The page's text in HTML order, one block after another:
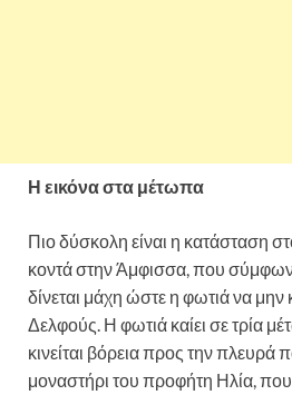
Η εικόνα στα μέτωπα
Πιο δύσκολη είναι η κατάσταση
κοντά στην Άμφισσα, που
δίνεται μάχη ώστε η φωτιά να μην
Δελφούς. Η φωτιά καίει σε τρία
κινείται βόρεια προς την πλευρά
μοναστήρι του προφήτη Ηλία,